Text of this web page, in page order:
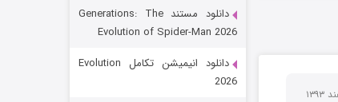
دانلود مستند Generations: The
Evolution of Spider-Man 2026
دانلود انیمیشن تکامل Evolution
2026